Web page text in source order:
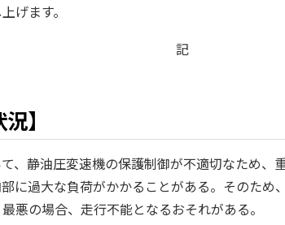
げます。
記
】
、静油圧変速機の保護制御が不適切なため、
に過大な負荷がかかることがある。そのため
悪の場合、走行不能となるおそれがある。